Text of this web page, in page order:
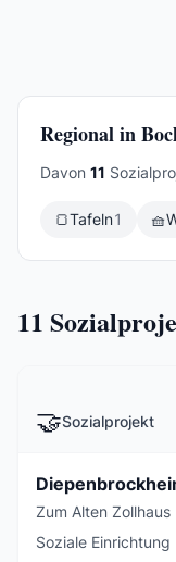
Regional in
Davon 11
🍞Tafeln1 🧺
11
🤝Sozialprojekt
Zum Alten
Soziale Einrichtung